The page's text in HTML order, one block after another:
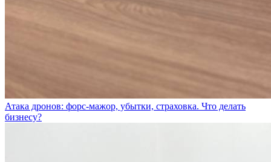
Атака дронов: форс-мажор, убытки, страховка. Что делать
бизнесу?